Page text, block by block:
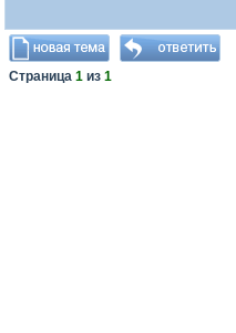
Страница 1 из 1